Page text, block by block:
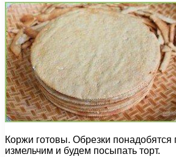
Коржи готовы. Обрезки понадобятся
измельчим и будем посыпать торт.